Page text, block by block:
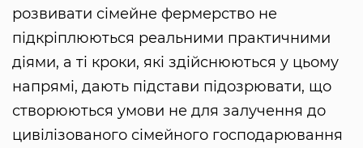
розвивати сімейне фермерство не
підкріплюються реальними практичними
діями, а ті кроки, які здійснюються у цьому
напрямі, дають підстави підозрювати, що
створюються умови не для залучення до
цивілізованого сімейного господарювання